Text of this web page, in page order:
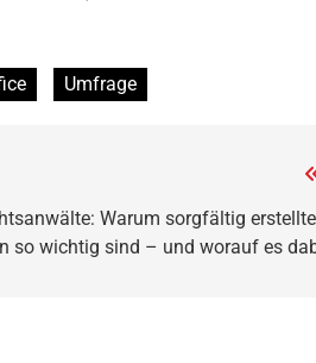
Umfrage
Warum sorgfältig
so wichtig sind – und worauf es